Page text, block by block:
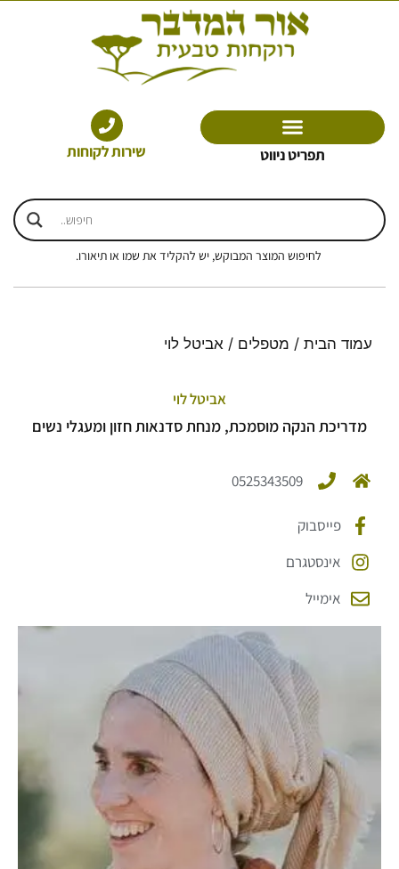
תפריט ניווט שירות לקוחות
לחיפוש המוצר המבוקש, יש להקליד את שמו או תיאורו.
עמוד הבית / מטפלים / אביטל לוי
אביטל לוי
מדריכת הנקה מוסמכת, מנחת סדנאות חזון ומעגלי נשים
0525343509
פייסבוק
אינסטגרם
אימייל